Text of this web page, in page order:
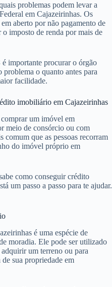
problemas podem levar a
em Cajazeirinhas. Os
aberto por não pagamento de
imposto de renda por mais de
importante procurar o órgão
o quanto antes para
facilidade.
imobiliário em Cajazeirinhas
um imóvel em
meio de consórcio ou com
comum que as pessoas recorram
do imóvel próprio em
como conseguir crédito
um passo a passo para te ajudar.
é uma espécie de
moradia. Ele pode ser utilizado
um terreno ou para
sua propriedade em